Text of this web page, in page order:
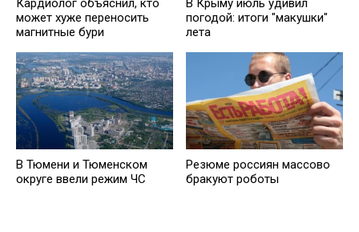
Кардиолог объяснил, кто
может хуже переносить
магнитные бури
В Крыму июль удивил
погодой: итоги "макушки"
лета
В Тюмени и Тюменском
округе ввели режим ЧС
Резюме россиян массово
бракуют роботы